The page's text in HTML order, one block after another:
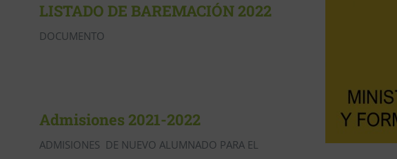
LISTADO DE BAREMACIÓN 2022
DOCUMENTO
Admisiones 2021-2022
ADMISIONES DE NUEVO ALUMNADO PARA EL